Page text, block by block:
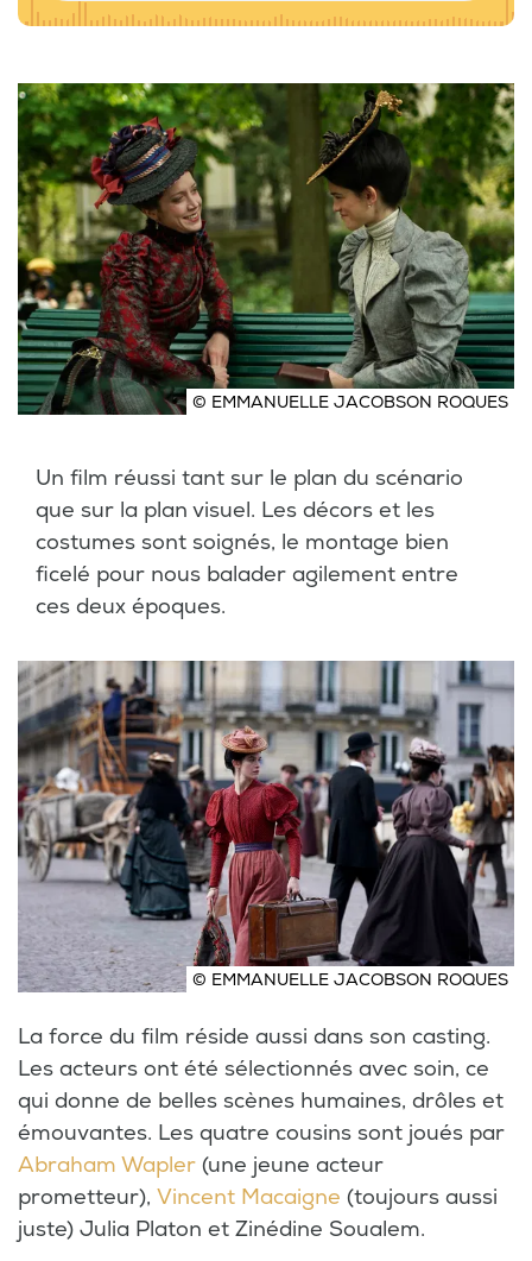
© EMMANUELLE JACOBSON ROQUES
Un film réussi tant sur le plan du scénario
que sur la plan visuel. Les décors et les
costumes sont soignés, le montage bien
ficelé pour nous balader agilement entre
ces deux époques.
© EMMANUELLE JACOBSON ROQUES
La force du film réside aussi dans son casting.
Les acteurs ont été sélectionnés avec soin, ce
qui donne de belles scènes humaines, drôles et
émouvantes. Les quatre cousins sont joués par
Abraham Wapler (une jeune acteur
prometteur), Vincent Macaigne (toujours aussi
juste) Julia Platon et Zinédine Soualem.